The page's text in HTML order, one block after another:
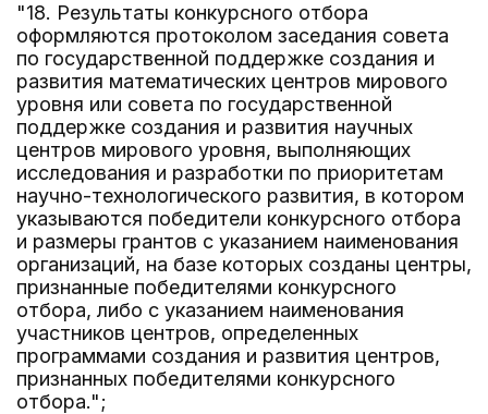
"18. Результаты конкурсного отбора
оформляются протоколом заседания совета
по государственной поддержке создания и
развития математических центров мирового
уровня или совета по государственной
поддержке создания и развития научных
центров мирового уровня, выполняющих
исследования и разработки по приоритетам
научно-технологического развития, в котором
указываются победители конкурсного отбора
и размеры грантов с указанием наименования
организаций, на базе которых созданы центры,
признанные победителями конкурсного
отбора, либо с указанием наименования
участников центров, определенных
программами создания и развития центров,
признанных победителями конкурсного
отбора.";